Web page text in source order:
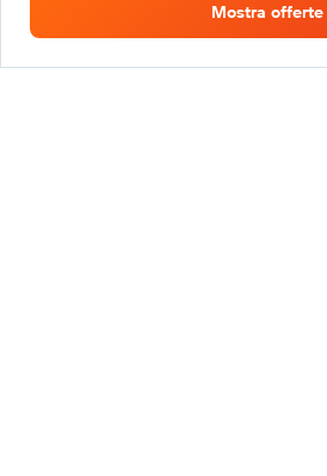
Mostra offerte